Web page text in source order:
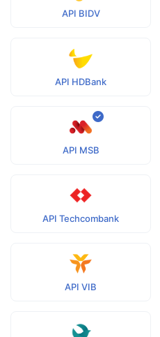
API BIDV
API HDBank
API MSB
API Techcombank
API VIB